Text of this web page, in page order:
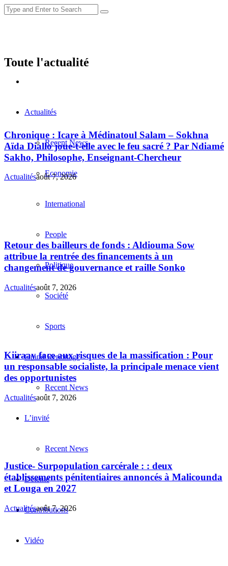
Actualités
Recent News
Economie
International
People
Politique
Société
Sports
Grand Reportage
Recent News
L’invité
Recent News
Détente
Contributions
Vidéo
Toute l'actualité
Chronique : Icare à Médinatoul Salam – Sokhna
Aïda Diallo joue-t-elle avec le feu sacré ? Par Ndiamé
Sakho, Philosophe, Enseignant-Chercheur
Actualitésaoût 7, 2026
Retour des bailleurs de fonds : Aldiouma Sow
attribue la rentrée des financements à un
changement de gouvernance et raille Sonko
Actualitésaoût 7, 2026
Kiiraay face aux risques de la massification : Pour
un responsable socialiste, la principale menace vient
des opportunistes
Actualitésaoût 7, 2026
Justice- Surpopulation carcérale : : deux
établissements pénitentiaires annoncés à Malicounda
et Louga en 2027
Actualitésaoût 7, 2026